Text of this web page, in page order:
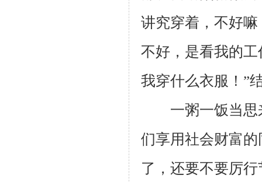
讲究穿着，不好
不好，是看我的
我穿什么衣服！”
一粥一饭当思
们享用社会财富
了，还要不要厉